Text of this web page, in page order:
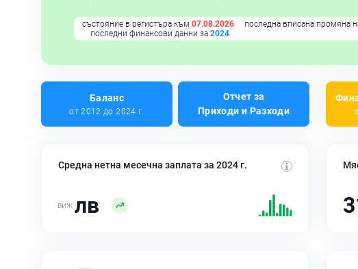
състояние в регистъра към 07.08.2026 последна вписана промяна
последни финансови данни за 2024
Баланс
от 2012 до 2024 г.
Отчет за
Приходи и Разходи
Средна нетна месечна заплата за 2024 г.
лв